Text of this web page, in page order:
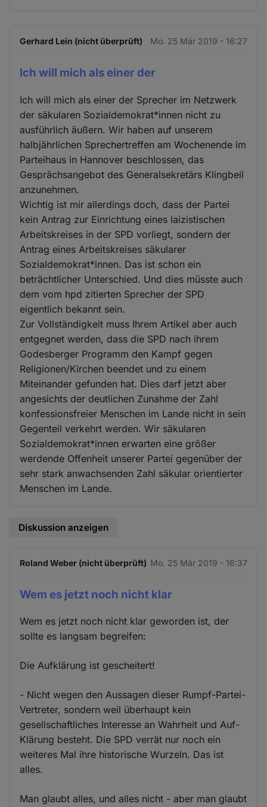
Gerhard Lein (nicht überprüft) Mo. 25 Mär 2019 - 16:27
Ich will mich als einer der
Ich will mich als einer der Sprecher im Netzwerk
der säkularen Sozialdemokrat*innen nicht zu
ausführlich äußern. Wir haben auf unserem
halbjährlichen Sprechertreffen am Wochenende im
Parteihaus in Hannover beschlossen, das
Gesprächsangebot des Generalsekretärs Klingbeil
anzunehmen.
Wichtig ist mir allerdings doch, dass der Partei
kein Antrag zur Einrichtung eines laizistischen
Arbeitskreises in der SPD vorliegt, sondern der
Antrag eines Arbeitskreises säkularer
Sozialdemokrat*innen. Das ist schon ein
beträchtlicher Unterschied. Und dies müsste auch
dem vom hpd zitierten Sprecher der SPD
eigentlich bekannt sein.
Zur Vollständigkeit muss Ihrem Artikel aber auch
entgegnet werden, dass die SPD nach ihrem
Godesberger Programm den Kampf gegen
Religionen/Kirchen beendet und zu einem
Miteinander gefunden hat. Dies darf jetzt aber
angesichts der deutlichen Zunahme der Zahl
konfessionsfreier Menschen im Lande nicht in sein
Gegenteil verkehrt werden. Wir säkularen
Sozialdemokrat*innen erwarten eine größer
werdende Offenheit unserer Partei gegenüber der
sehr stark anwachsenden Zahl säkular orientierter
Menschen im Lande.
Diskussion anzeigen
Roland Weber (nicht überprüft) Mo. 25 Mär 2019 - 16:37
Wem es jetzt noch nicht klar
Wem es jetzt noch nicht klar geworden ist, der
sollte es langsam begreifen:
Die Aufklärung ist gescheitert!
- Nicht wegen den Aussagen dieser Rumpf-Partei-
Vertreter, sondern weil überhaupt kein
gesellschaftliches Interesse an Wahrheit und Auf-
Klärung besteht. Die SPD verrät nur noch ein
weiteres Mal ihre historische Wurzeln. Das ist
alles.
Man glaubt alles, und alles nicht - aber man glaubt